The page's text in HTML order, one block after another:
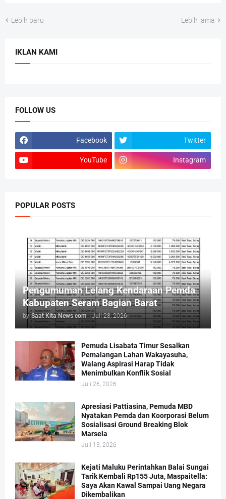
Lebih baru Lebih lama
IKLAN KAMI
FOLLOW US
Facebook Twitter
YouTube Instagram
POPULAR POSTS
Pengumuman Lelang Kendaraan Pemda
Kabupaten Seram Bagian Barat
by Saat Kita News com - Juli 28, 2026
Pemuda Lisabata Timur Sesalkan
Pemalangan Lahan Wakayasuha,
Walang Aspirasi Harap Tidak
Menimbulkan Konflik Sosial
Juli 26, 2026
Apresiasi Pattiasina, Pemuda MBD
Nyatakan Pemda dan Koorporasi Belum
Sosialisasi Ground Breaking Blok
Marsela
Juli 13, 2026
Kejati Maluku Perintahkan Balai Sungai
Tarik Kembali Rp155 Juta, Maspaitella:
Saya Akan Kawal Sampai Uang Negara
Dikembalikan